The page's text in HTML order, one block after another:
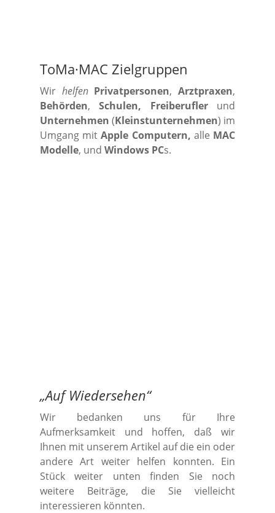
ToMa·MAC Zielgruppen
Wir helfen Privatpersonen,Arztpraxen,
Behörden,Schulen, Freiberuflerund
Unternehmen (Kleinstunternehmen) im
Umgang mitApple Computern, alle MAC
Modelle, und Windows PCs.
„Auf Wiedersehen“
Wir bedanken uns für Ihre
Aufmerksamkeit und hoffen, daß wir
Ihnen mit unserem Artikel auf die ein oder
andere Art weiter helfen konnten. Ein
Stück weiter unten finden Sie noch
weitere Beiträge, die Sie vielleicht
interessieren könnten.